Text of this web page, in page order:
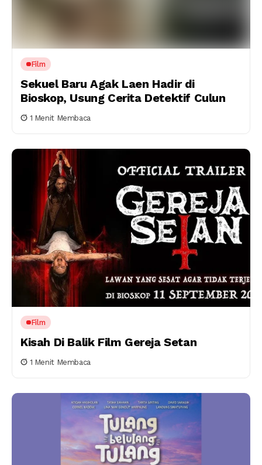
Film
Sekuel Baru Agak Laen Hadir di
Bioskop, Usung Cerita Detektif Culun
1 Menit Membaca
Film
Kisah Di Balik Film Gereja Setan
1 Menit Membaca